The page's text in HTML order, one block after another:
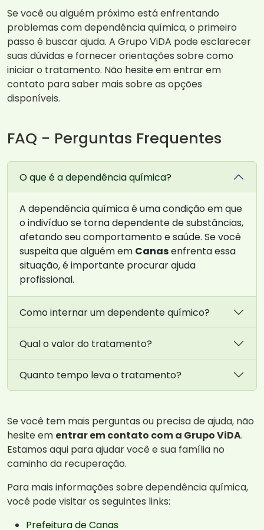
Se você ou alguém próximo está enfrentando
problemas com dependência química, o primeiro
passo é buscar ajuda. A Grupo ViDA pode esclarecer
suas dúvidas e fornecer orientações sobre como
iniciar o tratamento. Não hesite em entrar em
contato para saber mais sobre as opções
disponíveis.
FAQ - Perguntas Frequentes
O que é a dependência química?
A dependência química é uma condição em que
o indivíduo se torna dependente de substâncias,
afetando seu comportamento e saúde. Se você
suspeita que alguém em Canasenfrenta essa
situação, é importante procurar ajuda
profissional.
Como internar um dependente químico?
Qual o valor do tratamento?
Quanto tempo leva o tratamento?
Se você tem mais perguntas ou precisa de ajuda, não
hesite em entrar em contato com a Grupo ViDA.
Estamos aqui para ajudar você e sua família no
caminho da recuperação.
Para mais informações sobre dependência química,
você pode visitar os seguintes links:
Prefeitura de Canas